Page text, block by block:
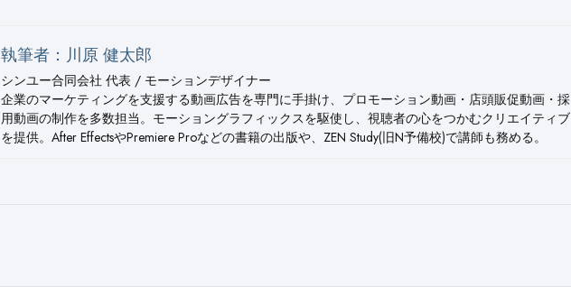
執筆者：川原 健太郎
シンユー合同会社 代表 / モーションデザイナー
企業のマーケティングを支援する動画広告を専門に手掛け、プロモーション動画・店頭販促動画・採
用動画の制作を多数担当。モーショングラフィックスを駆使し、視聴者の心をつかむクリエイティブ
を提供。After EffectsやPremiere Proなどの書籍の出版や、ZEN Study(旧N予備校)で講師も務める。